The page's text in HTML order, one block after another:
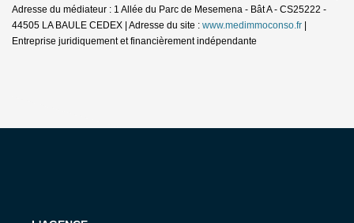
Adresse du médiateur : 1 Allée du Parc de Mesemena - Bât A - CS25222 -
44505 LA BAULE CEDEX | Adresse du site : www.medimmoconso.fr |
Entreprise juridiquement et financièrement indépendante